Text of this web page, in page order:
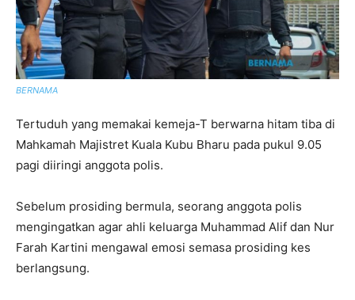
BERNAMA
Tertuduh yang memakai kemeja-T berwarna hitam tiba di
Mahkamah Majistret Kuala Kubu Bharu pada pukul 9.05
pagi diiringi anggota polis.
Sebelum prosiding bermula, seorang anggota polis
mengingatkan agar ahli keluarga Muhammad Alif dan Nur
Farah Kartini mengawal emosi semasa prosiding kes
berlangsung.